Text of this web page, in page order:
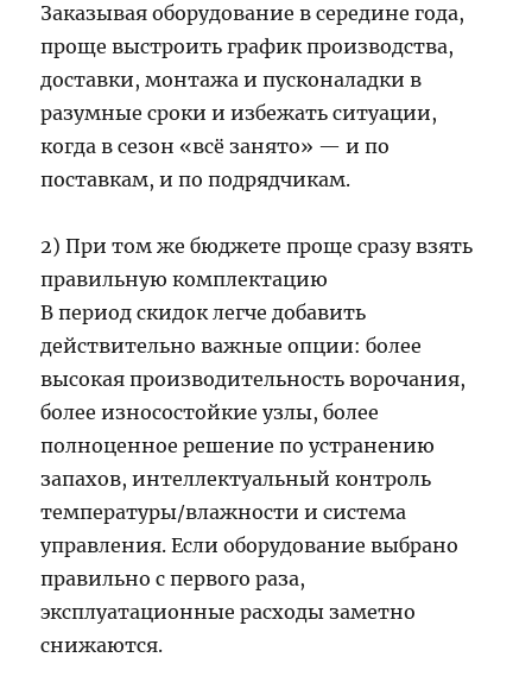
Заказывая оборудование в середине года,
проще выстроить график производства,
доставки, монтажа и пусконаладки в
разумные сроки и избежать ситуации,
когда в сезон «всё занято» — и по
поставкам, и по подрядчикам.
2) При том же бюджете проще сразу взять
правильную комплектацию
В период скидок легче добавить
действительно важные опции: более
высокая производительность ворочания,
более износостойкие узлы, более
полноценное решение по устранению
запахов, интеллектуальный контроль
температуры/влажности и система
управления. Если оборудование выбрано
правильно с первого раза,
эксплуатационные расходы заметно
снижаются.